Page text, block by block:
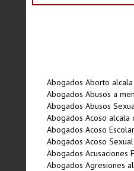
Abogados Aborto
Abogados Abusos a
Abogados Abusos
Abogados Acoso alcala
Abogados Acoso
Abogados Acoso
Abogados Acusaciones
Abogados Agresiones